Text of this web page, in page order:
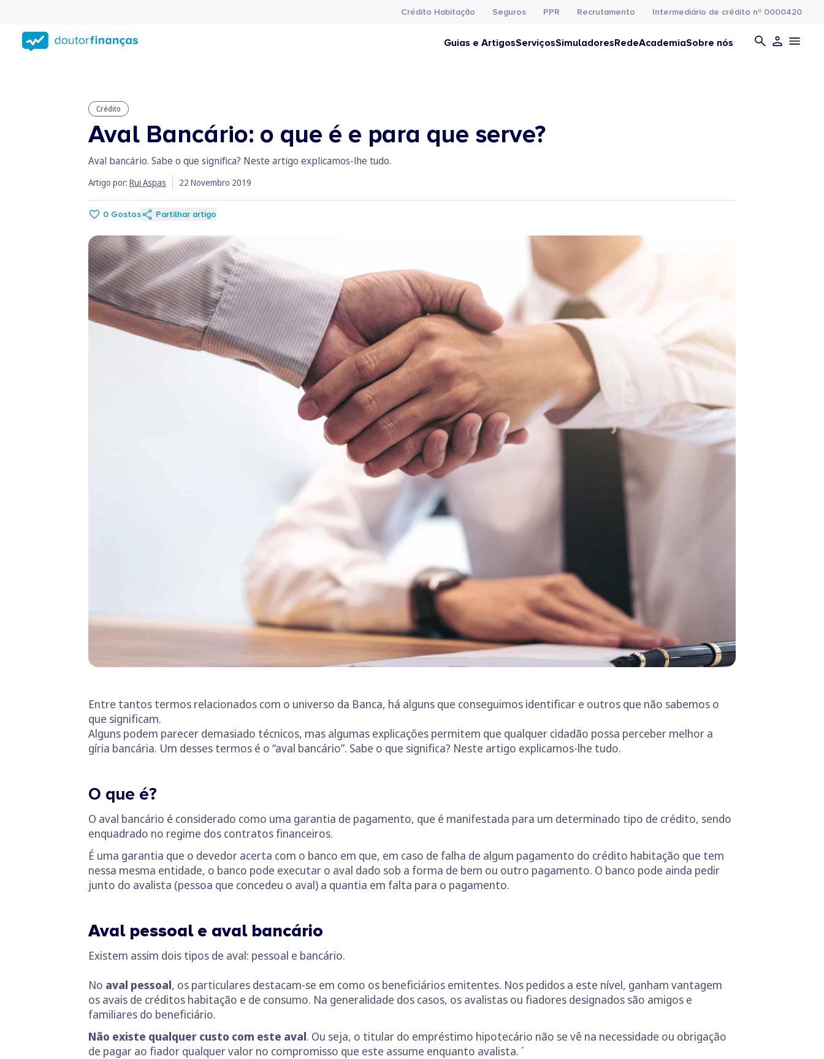
conteúdo
principal
Crédito Habitação Seguros PPR Recrutamento Intermediário de crédito nº 0000420
Guias e ArtigosServiçosSimuladoresRedeAcademiaSobre nós
Crédito
Aval Bancário: o que é e para que serve?
Aval bancário. Sabe o que significa? Neste artigo explicamos-lhe tudo.
Artigo por: Rui Aspas 22 Novembro 2019
0 Gostos Partilhar artigo
Entre tantos termos relacionados com o universo da Banca, há alguns que conseguimos identificar e outros que não sabemos o
que significam.
Alguns podem parecer demasiado técnicos, mas algumas explicações permitem que qualquer cidadão possa perceber melhor a
gíria bancária. Um desses termos é o “aval bancário”. Sabe o que significa? Neste artigo explicamos-lhe tudo.
O que é?
O aval bancário é considerado como uma garantia de pagamento, que é manifestada para um determinado tipo de crédito, sendo
enquadrado no regime dos contratos financeiros.
É uma garantia que o devedor acerta com o banco em que, em caso de falha de algum pagamento do crédito habitação que tem
nessa mesma entidade, o banco pode executar o aval dado sob a forma de bem ou outro pagamento. O banco pode ainda pedir
junto do avalista (pessoa que concedeu o aval) a quantia em falta para o pagamento.
Aval pessoal e aval bancário
Existem assim dois tipos de aval: pessoal e bancário.
No aval pessoal, os particulares destacam-se em como os beneficiários emitentes. Nos pedidos a este nível, ganham vantagem
os avais de créditos habitação e de consumo. Na generalidade dos casos, os avalistas ou fiadores designados são amigos e
familiares do beneficiário.
Não existe qualquer custo com este aval. Ou seja, o titular do empréstimo hipotecário não se vê na necessidade ou obrigação
de pagar ao fiador qualquer valor no compromisso que este assume enquanto avalista. ´